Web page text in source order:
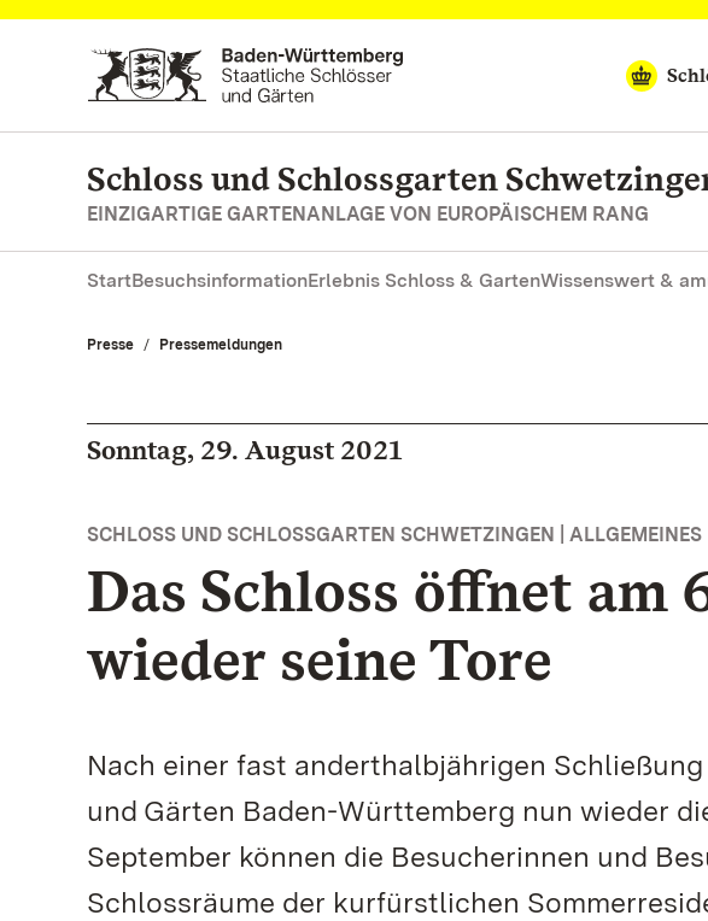
Zum Hauptinhalt springen
Schloss und Schlossgarten
EINZIGARTIGE GARTENANLAGE VON EUROPÄISCHEM RANG
StartBesuchsinformationErlebnis Schloss & GartenWissenswert &
Presse Pressemeldungen
Sonntag, 29. August 2021
SCHLOSS UND SCHLOSSGARTEN SCHWETZINGEN | ALLGEMEINES
Das Schloss öffnet am
wieder seine Tore
Nach einer fast anderthalbjährigen
und Gärten Baden-Württemberg nun wieder
September können die Besucherinnen und
Schlossräume der kurfürstlichen